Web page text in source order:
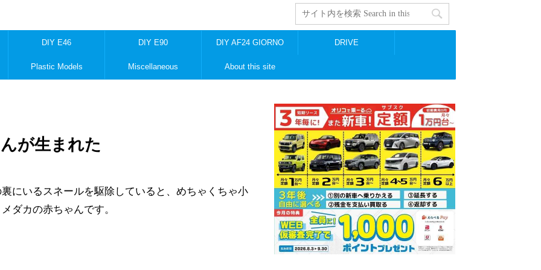
DIY E46 DIY E90 DIY AF24 GIORNO DRIVE
Plastic Models Miscellaneous About this site
が生まれた
にいるスネールを駆除していると、めちゃくちゃ小
ダカの赤ちゃんです。